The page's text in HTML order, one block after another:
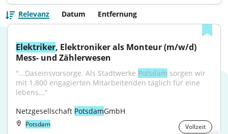
Relevanz Datum Entfernung
Elektriker, Elektroniker als Monteur (m/w/d)
Mess- und Zählerwesen
"...Daseinsvorsorge. Als Stadtwerke Potsdam sorgen wir
mit 1.800 engagierten Mitarbeitenden täglich für eine
lebens..."
Netzgesellschaft PotsdamGmbH
Potsdam Vollzeit